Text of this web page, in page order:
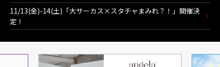
11/13(金)-14(土)「大サーカス×スタチャまみれ？！」開催決
定！